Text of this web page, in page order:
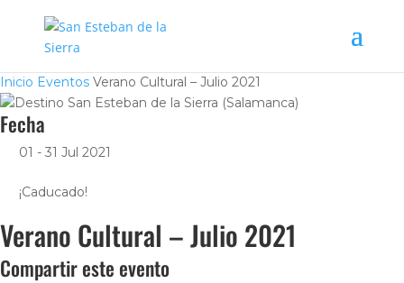
Inicio Eventos Verano Cultural – Julio 2021
Fecha
01 - 31 Jul 2021
¡Caducado!
Verano Cultural – Julio 2021
Compartir este evento